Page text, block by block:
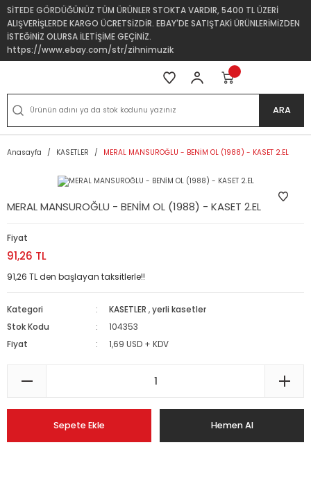
SİTEDE GÖRDÜĞÜNÜZ TÜM ÜRÜNLER STOKTA VARDIR, 5400 TL ÜZERİ
ALIŞVERİŞLERDE KARGO ÜCRETSİZDİR. EBAY'DE SATIŞTAKİ ÜRÜNLERİMİZDEN
İSTEĞİNİZ OLURSA İLETİŞİME GEÇİNİZ.
https://www.ebay.com/str/zihnimuzik
ARA
Anasayfa KASETLER MERAL MANSUROĞLU - BENİM OL (1988) - KASET 2.EL
MERAL MANSUROĞLU - BENİM OL (1988) - KASET 2.EL
Fiyat
91,26 TL
91,26 TL den başlayan taksitlerle!!
Kategori KASETLER ,yerli kasetler
Stok Kodu
104353
Fiyat
1,69 USD + KDV
Sepete Ekle Hemen Al